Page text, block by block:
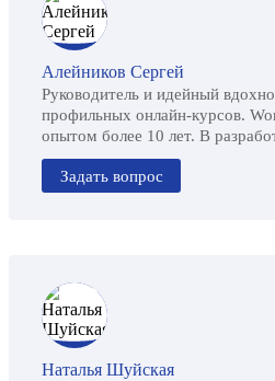
Алейников Сергей
Руководитель и идейный
профильных онлайн-курсов.
опытом более 10 лет. В
Задать вопрос
Наталья Шуйская